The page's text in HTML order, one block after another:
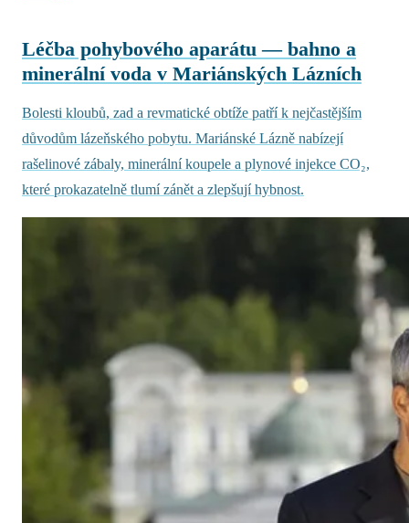
Léčba pohybového aparátu — bahno a
minerální voda v Mariánských Lázních
Bolesti kloubů, zad a revmatické obtíže patří k nejčastějším
důvodům lázeňského pobytu. Mariánské Lázně nabízejí
rašelinové zábaly, minerální koupele a plynové injekce CO₂,
které prokazatelně tlumí zánět a zlepšují hybnost.